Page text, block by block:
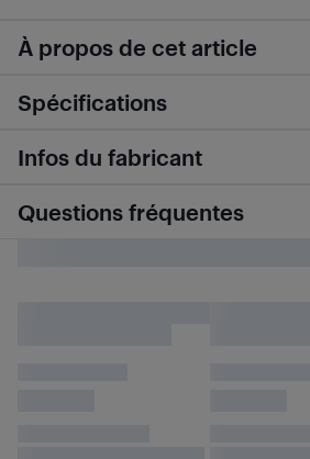
À propos de cet article
Spécifications
Infos du fabricant
Questions fréquentes